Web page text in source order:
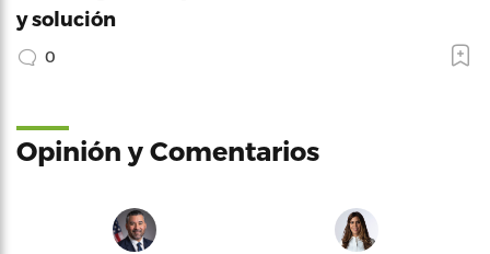
y solución
0
Opinión y Comentarios